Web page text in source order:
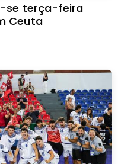
se terça-feira
Ceuta